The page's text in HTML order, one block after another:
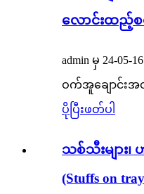
လောင်းထည့်စရ
admin မှ 24-
ဝက်အူချောင်း
ပိုပြီးဖတ်ပါ
သစ်သီးများ၊
(Stuffs on